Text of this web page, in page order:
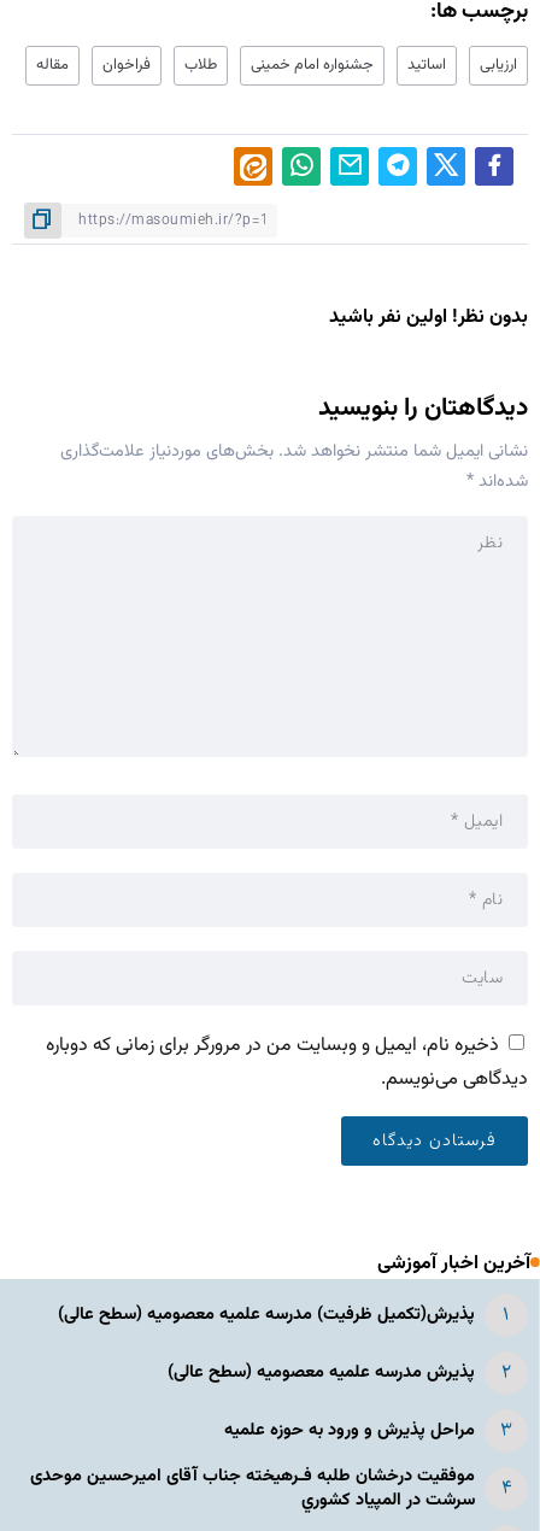
برچسب ها:
ارزیابی اساتید جشنواره امام خمینی طلاب فراخوان مقاله
بدون نظر! اولین نفر باشید
دیدگاهتان را بنویسید
نشانی ایمیل شما منتشر نخواهد شد. بخش‌های موردنیاز علامت‌گذاری
شده‌اند*
ذخیره نام، ایمیل و وبسایت من در مرورگر برای زمانی که دوباره
دیدگاهی می‌نویسم.
آخرین اخبار آموزشی
پذیرش(تکمیل ظرفیت) مدرسه علمیه معصومیه‌ (سطح عالی)
پذیرش مدرسه علمیه معصومیه‌ (سطح عالی)
مراحل پذیرش و ورود به حوزه علمیه
موفقیت درخشان طلبه فـرهیخته جناب آقای امیرحسین موحدی
سرشت در المپياد كشوري